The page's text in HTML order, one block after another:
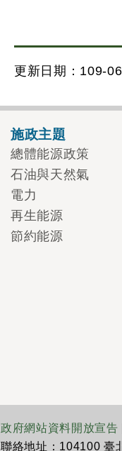
更新日期：109-
施政主題
總體能源政策
石油與天然氣
電力
再生能源
節約能源
政府網站資料開放宣告
聯絡地址：104100 臺